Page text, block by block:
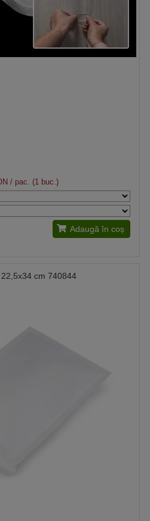
/ pac. (1 buc.)
Adaugă în coș
cm 740844